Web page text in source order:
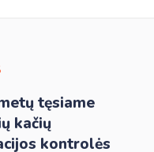
tęsiame
kačių
kontrolės